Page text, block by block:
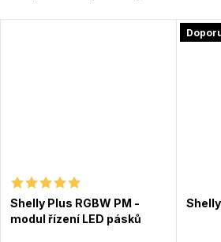
Shelly Plus RGBW PM -
modul řízení LED pásků